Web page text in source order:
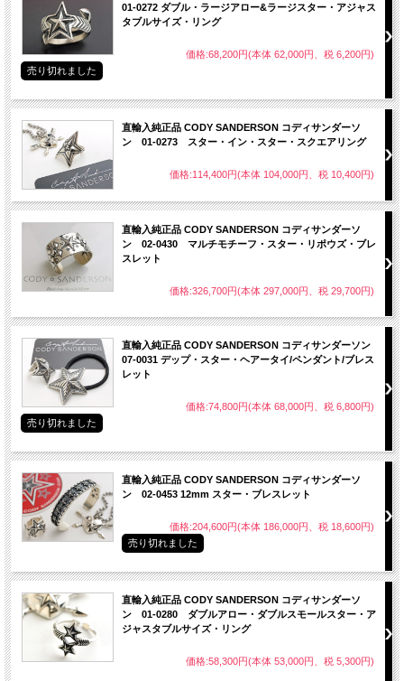
01-0272 ダブル・ラージアロー&ラージスター・アジャス
タブルサイズ・リング
価格:68,200円(本体 62,000円、税 6,200円)
売り切れました
直輸入純正品 CODY SANDERSON コディサンダーソ
ン 01-0273 スター・イン・スター・スクエアリング
価格:114,400円(本体 104,000円、税 10,400円)
直輸入純正品 CODY SANDERSON コディサンダーソ
ン 02-0430 マルチモチーフ・スター・リポウズ・ブレ
スレット
価格:326,700円(本体 297,000円、税 29,700円)
直輸入純正品 CODY SANDERSON コディサンダーソン
07-0031 デップ・スター・ヘアータイ/ペンダント/ブレス
レット
価格:74,800円(本体 68,000円、税 6,800円)
売り切れました
直輸入純正品 CODY SANDERSON コディサンダーソ
ン 02-0453 12mm スター・ブレスレット
価格:204,600円(本体 186,000円、税 18,600円)
売り切れました
直輸入純正品 CODY SANDERSON コディサンダーソ
ン 01-0280 ダブルアロー・ダブルスモールスター・ア
ジャスタブルサイズ・リング
価格:58,300円(本体 53,000円、税 5,300円)